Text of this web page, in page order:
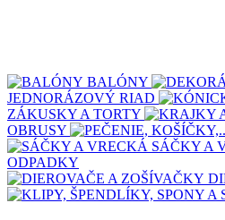
BALÓNY
JEDNORÁZOVÝ RIAD
ZÁKUSKY A TORTY
OBRUSY
SÁČKY A
ODPADKY